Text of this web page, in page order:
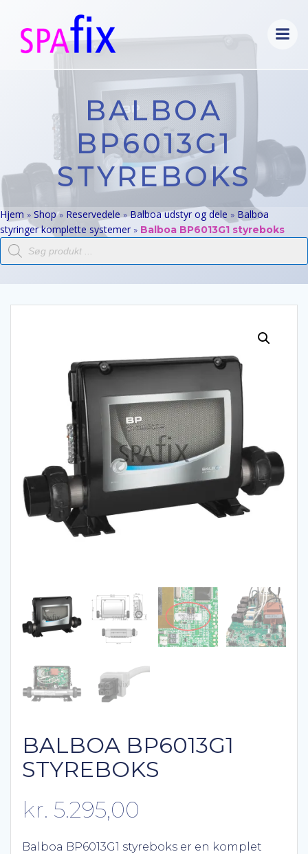
indhold
BALBOA
BP6013G1
STYREBOKS
Hjem » Shop» Reservedele»Balboa udstyr og dele » Balboa
styringer komplette systemer » Balboa BP6013G1 styreboks
Products
search
BALBOA BP6013G1
STYREBOKS
kr. 5.295,00
Balboa BP6013G1 styreboks er en komplet